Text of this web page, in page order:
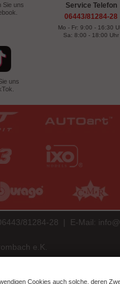
Sie uns
uns
Service Telefon
06443/81284-28
Mo - Fr: 9:00 - 16:30
Sa: 8:00 - 18:00 Uhr
81284-28 | E-Mail:
e.K.
Cookies auch solche, deren